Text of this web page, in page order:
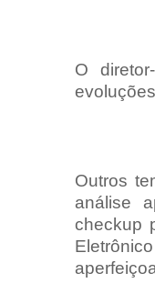
O
Outros
análise
checkup